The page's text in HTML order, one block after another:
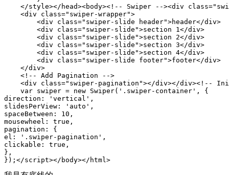
</style></head><body><!-- Swiper --><div
<div class="swiper-wrapper">
<div class="swiper-slide header">header</div>
<div class="swiper-slide">section 1</div>
<div class="swiper-slide">section 2</div>
<div class="swiper-slide">section 3</div>
<div class="swiper-slide">section 4</div>
<div class="swiper-slide footer">footer</div>
</div>
<!-- Add Pagination -->
<div class="swiper-pagination"></div></div><!--
var swiper = new Swiper('.swiper-container', {
direction: 'vertical',
slidesPerView: 'auto',
spaceBetween: 10,
mousewheel: true,
pagination: {
el: '.swiper-pagination',
clickable: true,
},
});</script></body></html>